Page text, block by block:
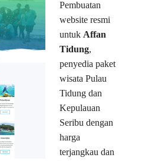
Pembuatan
website resmi
untuk Affan
Tidung,
penyedia paket
wisata Pulau
Tidung dan
Kepulauan
Seribu dengan
harga
terjangkau dan